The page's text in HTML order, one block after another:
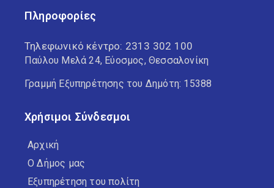
Πληροφορίες
Τηλεφωνικό κέντρο: 2313 302 100
Παύλου Μελά 24, Εύοσμος, Θεσσαλονίκη
Γραμμή Εξυπηρέτησης του Δημότη: 15388
Χρήσιμοι Σύνδεσμοι
Αρχική
Ο Δήμος μας
Εξυπηρέτηση του πολίτη